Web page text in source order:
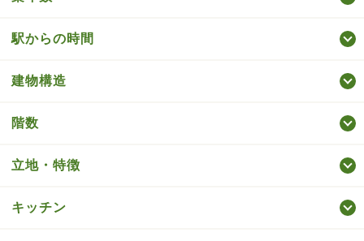
駅からの時間
建物構造
階数
立地・特徴
キッチン